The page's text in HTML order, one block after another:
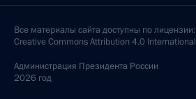
Все материалы сайта доступны по лицензии:
Creative Commons Attribution 4.0 International
Администрация Президента России
2026 год